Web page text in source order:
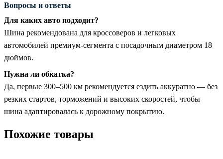
Вопросы и ответы
Для каких авто подходит?
Шина рекомендована для кроссоверов и легковых
автомобилей премиум-сегмента с посадочным диаметром 18
дюймов.
Нужна ли обкатка?
Да, первые 300–500 км рекомендуется ездить аккуратно — без
резких стартов, торможений и высоких скоростей, чтобы
шина адаптировалась к дорожному покрытию.
Похожие товары